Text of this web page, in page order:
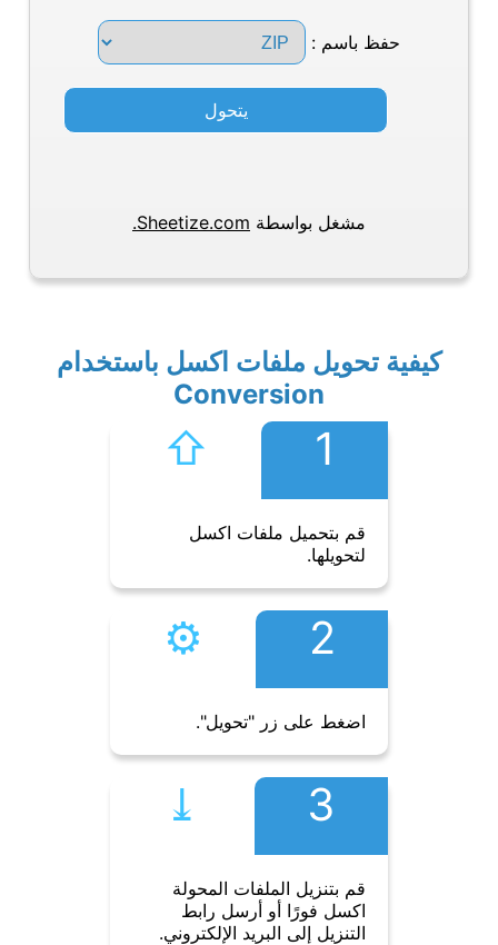
حفظ باسم :
يتحول
مشغل بواسطة Sheetize.com.
كيفية تحويل ملفات اكسل باستخدام
Conversion
1
⇧︎
قم بتحميل ملفات اكسل
لتحويلها.
2
⚙︎
اضغط على زر "تحويل".
3
⤓︎
قم بتنزيل الملفات المحولة
اكسل فورًا أو أرسل رابط
التنزيل إلى البريد الإلكتروني.